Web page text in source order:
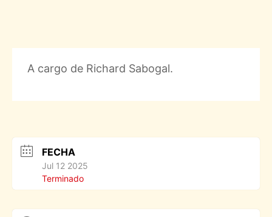
A cargo de Richard Sabogal.
FECHA
Jul 12 2025
Terminado